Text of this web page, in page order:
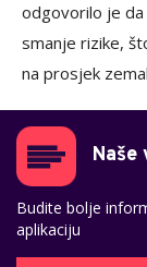
odgovorilo je da
smanje rizike,
na prosjek
Budite bolje
aplikaciju